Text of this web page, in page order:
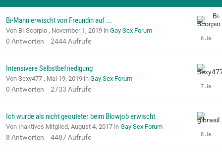
Bi-Mann erwischt von Freundin auf ...
Von Bi-Scorpio , November 1, 2019 in Gay Sex Forum
0 Antworten 2444Aufrufe
Intensivere Selbstbefriedigung
Von Sexy477 , Mai 19, 2019 in Gay Sex Forum
0 Antworten 2733 Aufrufe
Ich wurde als nicht geouteter beim Blowjob erwischt
Von Inaktives Mitglied, August 4, 2017 in Gay Sex Forum
8 Antworten 4487Aufrufe